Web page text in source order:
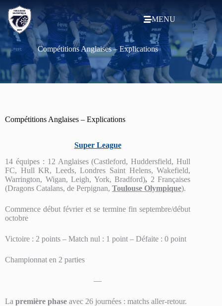
MENU
Compétitions Anglaises – Explications
Compétitions Anglaises – Explications
Super League
14 équipes : 12 Anglaises (Castleford, Huddersfield, Hull
FC, Hull KR, Leeds, Londres Saint Helens, Wakefield,
Warrington, Wigan, Leigh, York, Bradford), 2 Françaises
(Dragons Catalans, de Perpignan, Toulouse Olympique).
Commence début février et se termine fin septembre/début
octobre
Victoire : 2 points – Match nul : 1 point – Défaite : 0 point
Championnat en 2 parties
—
La première phase avec 26 journées : matchs aller-retour.